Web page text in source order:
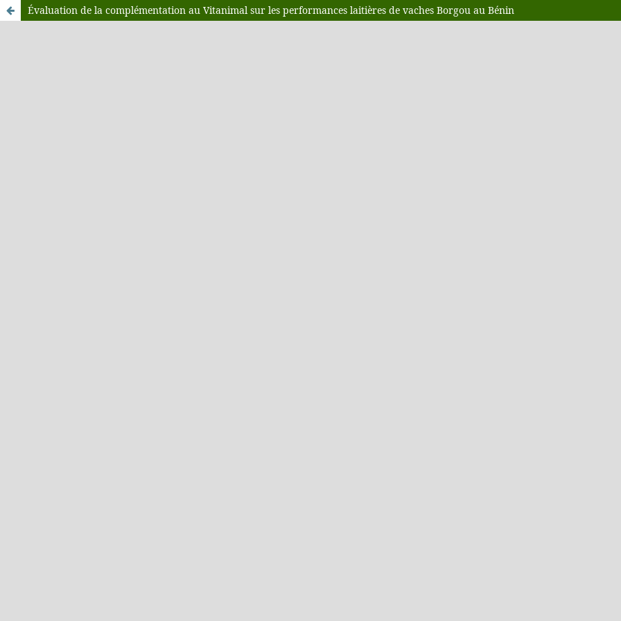
Évaluation de la complémentation au Vitanimal sur les performances laitières de vaches Borgou au Bénin